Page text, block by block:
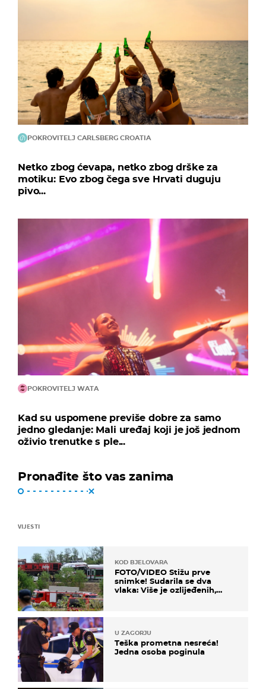
POKROVITELJ CARLSBERG CROATIA
Netko zbog ćevapa, netko zbog drške za
motiku: Evo zbog čega sve Hrvati duguju
pivo...
POKROVITELJ WATA
Kad su uspomene previše dobre za samo
jedno gledanje: Mali uređaj koji je još jednom
oživio trenutke s ple...
Pronađite što vas zanima
VIJESTI
KOD BJELOVARA
FOTO/VIDEO Stižu prve
snimke! Sudarila se dva
vlaka: Više je ozlijeđenih,
U ZAGORJU
Teška prometna nesreća!
Jedna osoba poginula